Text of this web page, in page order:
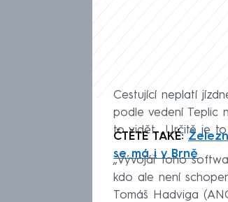
Cestující neplatí
podle vedení Teplic
to vidět. „Určitě je
ČTĚTE TAKÉ:
se má i v Brně
„Vývojář toho
kdo ale není
Tomáš Hadviga